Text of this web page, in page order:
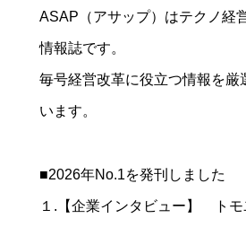
ASAP（アサップ）はテクノ経
情報誌です。
毎号経営改革に役立つ情報を厳
います。
■2026年No.1を発刊しました
１.【企業インタビュー】 トモ